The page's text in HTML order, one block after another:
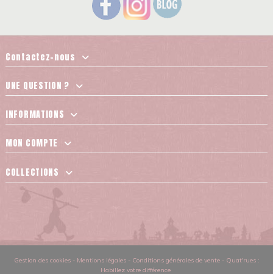
Contactez-nous
UNE QUESTION ?
INFORMATIONS
MON COMPTE
COLLECTIONS
Gestion des cookies- Mentions légales- Conditions générales de vente- Quat'rues :
Habillez votre différence